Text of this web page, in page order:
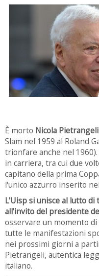
È morto Nicola Pietrangeli
Slam nel 1959 al Roland
trionfare anche nel
in carriera, tra cui due
capitano della prima
l'unico azzurro inserito
L'Uisp si unisce al lutto
all'invito del presidente
osservare un momento
tutte le manifestazioni
nei prossimi giorni a
Pietrangeli, autentica
italiano.